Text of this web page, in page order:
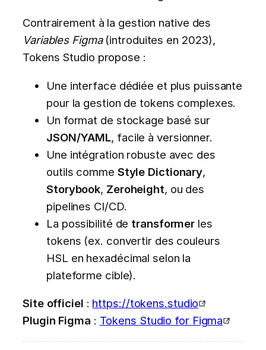
Contrairement à la gestion native des
Variables Figma(introduites en 2023),
Tokens Studio propose :
Une interface dédiée et plus puissante
pour la gestion de tokens complexes.
Un format de stockage basé sur
JSON/YAML, facile à versionner.
Une intégration robuste avec des
outils comme Style Dictionary,
Storybook, Zeroheight, ou des
pipelines CI/CD.
La possibilité de transformer les
tokens (ex. convertir des couleurs
HSL en hexadécimal selon la
plateforme cible).
Site officiel : https://tokens.studio
Plugin Figma : Tokens Studio for Figma